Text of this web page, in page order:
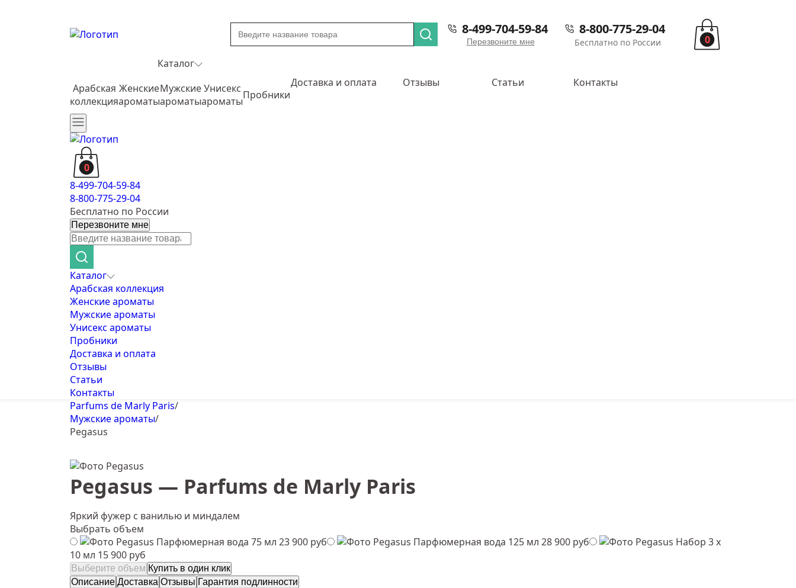
8-499-704-59-84
Перезвоните мне
8-800-775-29-04
Бесплатно по России
0
Каталог
Арабская
коллекция
Женские
ароматы
Мужские
ароматы
Унисекс
ароматыПробники
Доставка и оплата Отзывы Статьи Контакты
0
8-499-704-59-84
8-800-775-29-04
Бесплатно по России
Перезвоните мне
Каталог
Арабская коллекция
Женские ароматы
Мужские ароматы
Унисекс ароматы
Пробники
Доставка и оплата
Отзывы
Статьи
Контакты
Parfums de Marly Paris/
Мужские ароматы/
Pegasus
Pegasus — Parfums de Marly Paris
Яркий фужер с ванилью и миндалем
Выбрать объем
Парфюмерная вода 75 мл 23 900 руб Парфюмерная вода 125 мл 28 900 руб
Набор 3 х
10 мл 15 900 руб
Выберите объем Купить в один клик
Описание Доставка Отзывы Гарантия подлинности